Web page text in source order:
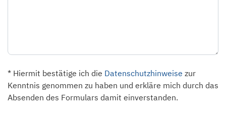
* Hiermit bestätige ich die Datenschutzhinweise zur
Kenntnis genommen zu haben und erkläre mich durch das
Absenden des Formulars damit einverstanden.